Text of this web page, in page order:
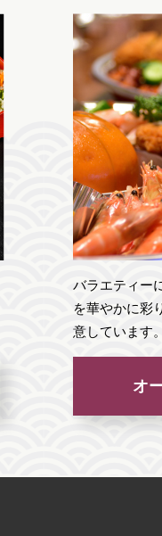
バラエティー
を華やかに彩
意しています。
オ